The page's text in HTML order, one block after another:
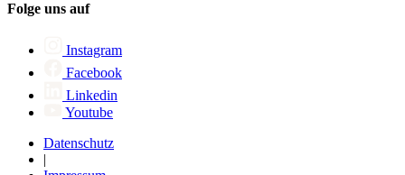
Folge uns auf
Instagram
Facebook
Linkedin
Youtube
Datenschutz